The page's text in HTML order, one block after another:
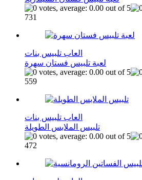
731
العاب تلبيس بنات
لعبة تلبيس فستان سهرة
559
العاب تلبيس بنات
تلبيس الملابس الطويلة
472